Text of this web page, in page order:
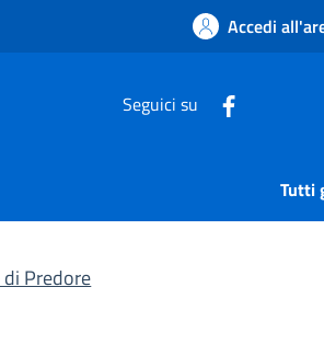
tariffeAccedi
Seguici su
Tutti
Predore